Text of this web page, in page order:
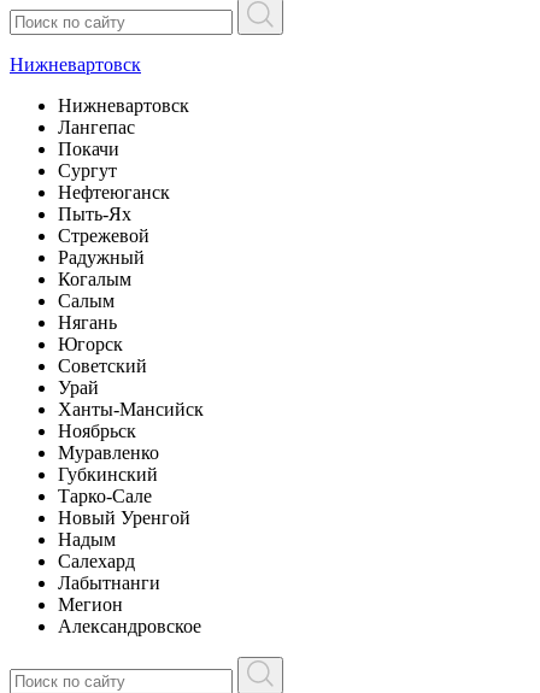
Нижневартовск
Нижневартовск
Лангепас
Покачи
Сургут
Нефтеюганск
Пыть-Ях
Стрежевой
Радужный
Когалым
Салым
Нягань
Югорск
Советский
Урай
Ханты-Мансийск
Ноябрьск
Муравленко
Губкинский
Тарко-Сале
Новый Уренгой
Надым
Салехард
Лабытнанги
Мегион
Александровское